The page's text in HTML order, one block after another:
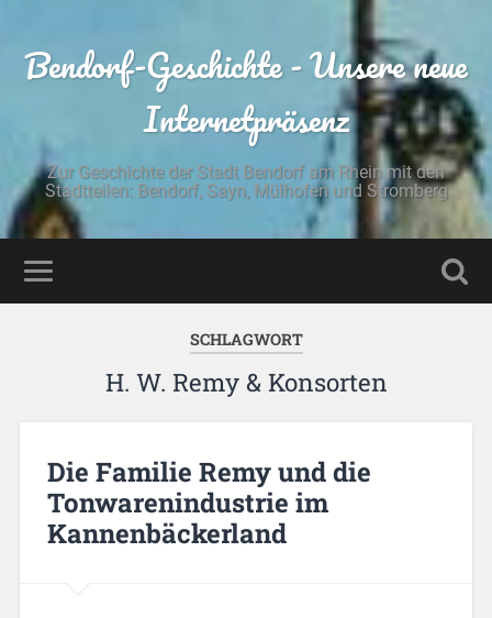
Bendorf-Geschichte - Unsere neue
Internetpräsenz
Zur Geschichte der Stadt Bendorf am Rhein mit den
Stadtteilen: Bendorf, Sayn, Mülhofen und Stromberg
SCHLAGWORT
H. W. Remy & Konsorten
Die Familie Remy und die
Tonwarenindustrie im
Kannenbäckerland